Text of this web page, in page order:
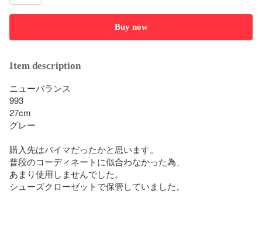
Buy now
Item description
ニューバランス
993
27cm
グレー
購入先はバイマだったかと思います。
普段のコーディネートに似合わなかった為、
あまり使用しませんでした。
シューズクローゼットで保管していました。